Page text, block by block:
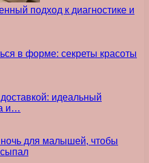
подход к диагностике и
в форме: секреты красоты
идеальный
и…
для малышей, чтобы